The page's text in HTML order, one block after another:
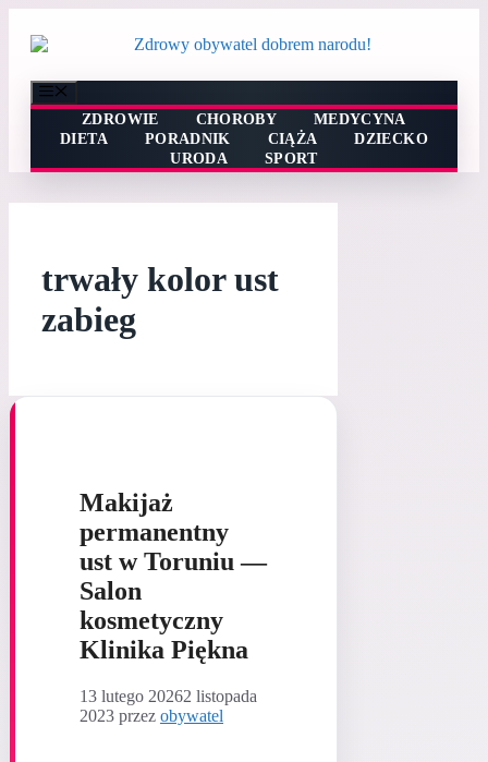
treści
ZDROWIE
CHOROBY
MEDYCYNA
DIETA
PORADNIK CIĄŻA
DZIECKO
URODA
SPORT
trwały kolor ust
zabieg
Makijaż
permanentny
ust w Toruniu —
Salon
kosmetyczny
Klinika Piękna
13 lutego 20262 listopada
2023 przez obywatel